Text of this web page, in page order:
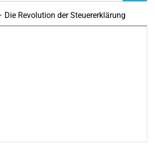
Die Revolution der Steuererklärung